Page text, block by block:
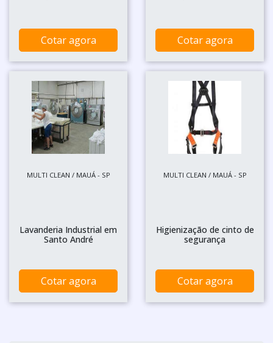
Cotar agora Cotar agora
MULTI CLEAN / MAUÁ - SP
Lavanderia Industrial em
Santo André
Cotar agora
MULTI CLEAN / MAUÁ - SP
Higienização de cinto de
segurança
Cotar agora